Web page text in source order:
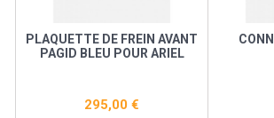
PLAQUETTE DE FREIN AVANT
PAGID BLEU POUR ARIEL
295,00 €